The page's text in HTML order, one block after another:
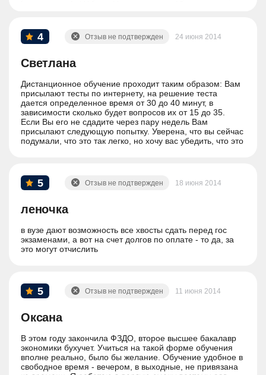
4
Светлана
24 июня 2014
Отзыв не подтвержден
Дистанционное обучение проходит таким образом: Вам
присылают тесты по интернету, на решение теста
дается определенное время от 30 до 40 минут, в
зависимости сколько будет вопросов их от 15 до 35.
Если Вы его не сдадите через пару недель Вам
присылают следующую попытку. Уверена, что вы сейчас
подумали, что это так легко, но хочу вас убедить, что это
ограниченно, а ведь нужно прочитать и вопрос и
варианты ответов. Для подготовки к тестам на сайте
вопросы для рассмотрения. Вы также как и заочники
5
леночка
18 июня 2014
Отзыв не подтвержден
в вузе дают возможность все хвосты сдать перед гос
экзаменами, а вот на счет долгов по оплате - то да, за
это могут отчислить
5
Оксана
11 июня 2014
Отзыв не подтвержден
В этом году закончила ФЗДО, второе высшее бакалавр
экономики бухучет. Учиться на такой форме обучения
вполне реально, было бы желание. Обучение удобное в
свободное время - вечером, в выходные, не привязана